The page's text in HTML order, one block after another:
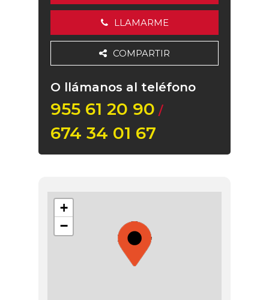
LLAMARME
COMPARTIR
O llámanos al teléfono
955 61 20 90 /
674 34 01 67
+
−